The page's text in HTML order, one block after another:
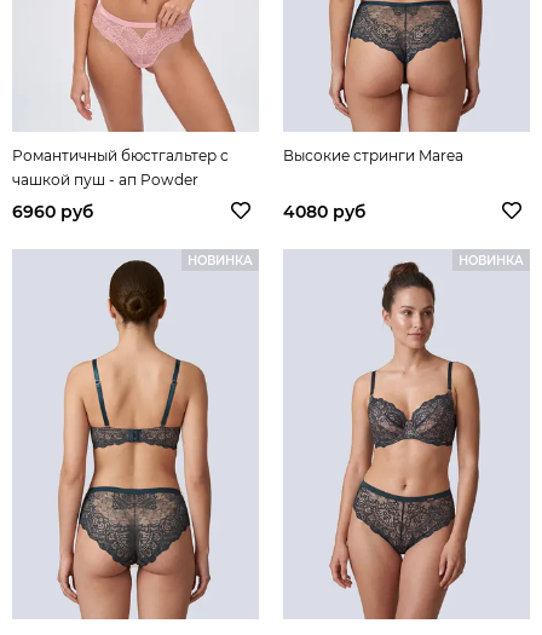
Романтичный бюстгальтер с
чашкой пуш - ап Powder
Whisper
6960 руб
Высокие стринги Marea
4080 руб
НОВИНКА НОВИНКА